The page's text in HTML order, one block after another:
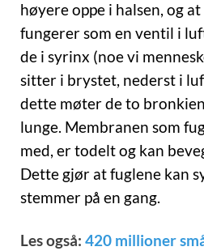
høyere oppe i halsen, og
fungerer som en ventil i
de i syrinx (noe vi
sitter i brystet, nederst i
dette møter de to
lunge. Membranen som
med, er todelt og kan
Dette gjør at fuglene kan
stemmer på en gang.
Les også: 420 millioner